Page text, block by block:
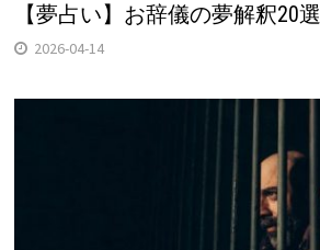
【夢占い】お辞儀の夢解釈20選
2026-04-14